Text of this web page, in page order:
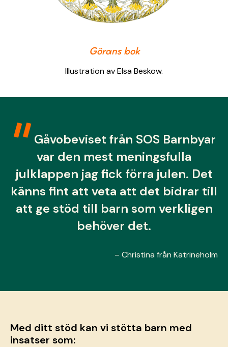
Görans bok
Illustration av Elsa Beskow.
Gåvobeviset från SOS Barnbyar
var den mest meningsfulla
julklappen jag fick förra julen. Det
känns fint att veta att det bidrar till
att ge stöd till barn som verkligen
behöver det.
– Christina från Katrineholm
Med ditt stöd kan vi stötta barn med
insatser som: